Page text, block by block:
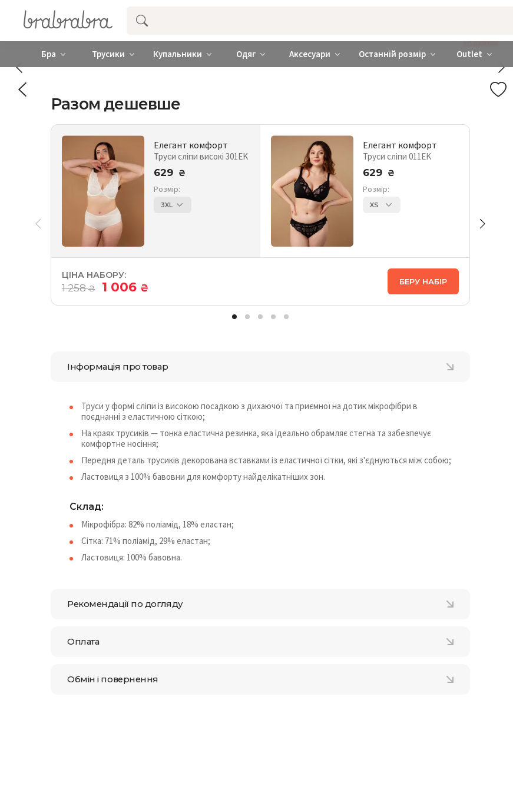
Купити нижню жіночу білизну ❤️ brabrabra ❤️ Київ та Україна
Бра Трусики Купальники Одяг Аксесуари Останній розмір Outlet
ДОДАЙ БРА
Разом дешевше
Елегант комфорт
Труси сліпи високі 301EK
629 ₴
Розмір:
3XL
Елегант комфорт
Труси сліпи 011EK
629 ₴
Розмір:
XS
ЦІНА НАБОРУ:
1 258₴ 1 006 ₴
БЕРУ НАБІР
Інформація про товар
Труси у формі сліпи із високою посадкою з дихаючої та приємної на дотик мікрофібри в
поєднанні з еластичною сіткою;
На краях трусиків — тонка еластична резинка, яка ідеально обрамляє стегна та забезпечує
комфортне носіння;
Передня деталь трусиків декорована вставками із еластичної сітки, які з'єднуються між собою;
Ластовиця з 100% бавовни для комфорту найделікатніших зон.
Cклад:
Мікрофібра: 82% поліамід, 18% еластан;
Сітка: 71% поліамід, 29% еластан;
Ластовиця: 100% бавовна.
Рекомендації по догляду
Оплата
Обмін і повернення